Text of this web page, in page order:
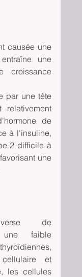
causée une
une
croissance
par une tête
de
à l'insuline,
2 difficile à
une
de
une faible
et
les cellules